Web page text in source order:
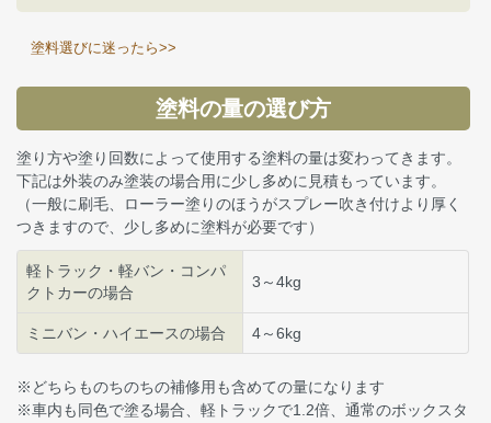
塗料選びに迷ったら>>
塗料の量の選び方
塗り方や塗り回数によって使用する塗料の量は変わってきます。
下記は外装のみ塗装の場合用に少し多めに見積もっています。
（一般に刷毛、ローラー塗りのほうがスプレー吹き付けより厚く
つきますので、少し多めに塗料が必要です）
軽トラック・軽バン・コンパ
クトカーの場合
3～4kg
ミニバン・ハイエースの場合 4～6kg
※どちらものちのちの補修用も含めての量になります
※車内も同色で塗る場合、軽トラックで1.2倍、通常のボックスタ